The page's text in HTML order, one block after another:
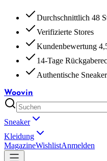
Durchschnittlich 48
Verifizierte Stores
Kundenbewertung
14-Tage
Authentische Sneaker
Woovin
Sneaker
Kleidung
MagazineWishlistAnmelden